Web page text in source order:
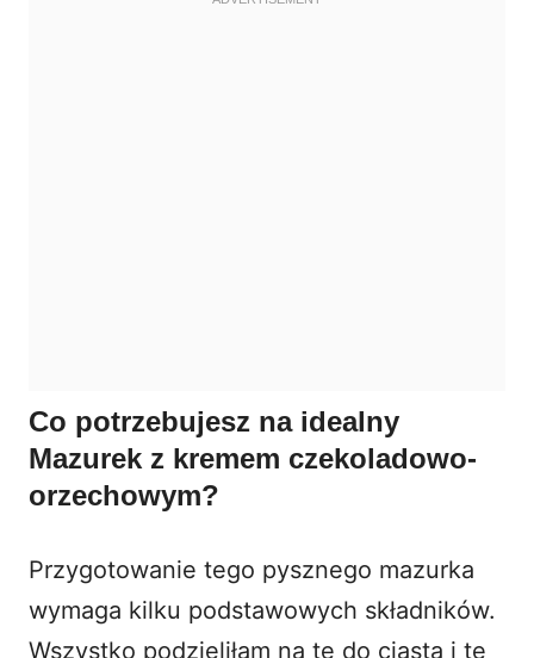
Co potrzebujesz na idealny
Mazurek z kremem czekoladowo-
orzechowym?
Przygotowanie tego pysznego mazurka
wymaga kilku podstawowych składników.
Wszystko podzieliłam na te do ciasta i te